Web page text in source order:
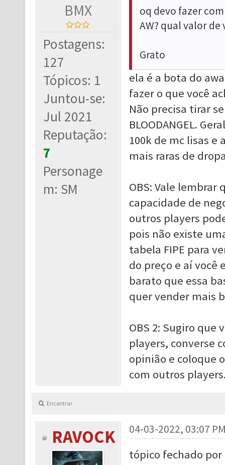
BMX
Postagens:
127
Tópicos: 1
Juntou-se:
Jul 2021
Reputação:
7
Personage
m: SM
oq devo fazer
AW? qual valor de
Grato
ela é a bota do
fazer o que você
Não precisa tirar
BLOODANGEL.
100k de mc lisas e
mais raras de
OBS: Vale
capacidade de
outros players
pois não existe
tabela FIPE para
do preço e aí você
barato que essa
quer vender mais
OBS 2: Sugiro que
players, converse
opinião e coloque
com outros
Encontrar
RAVOCK 04-03-2022, 03:07
tópico fechado